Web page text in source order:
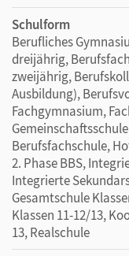
Schulform
Berufliches
dreijährig,
zweijährig,
Ausbildung),
Fachgymnasium,
Berufsfachschule,
2. Phase BBS,
Integrierte
Gesamtschule
Klassen 11-12/13,
13, Realschule